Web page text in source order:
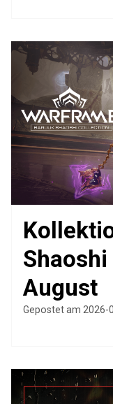
August
Gepostet am 2026-